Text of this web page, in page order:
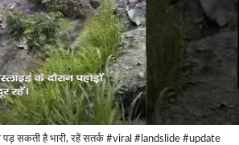
सकती है भारी, रहें सतर्क #viral #landslide #update